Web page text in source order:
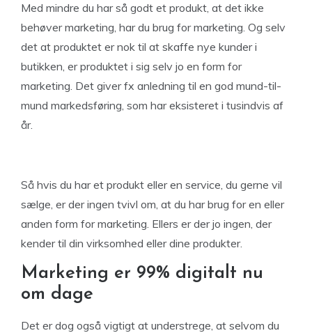
Med mindre du har så godt et produkt, at det ikke
behøver marketing, har du brug for marketing. Og selv
det at produktet er nok til at skaffe nye kunder i
butikken, er produktet i sig selv jo en form for
marketing. Det giver fx anledning til en god mund-til-
mund markedsføring, som har eksisteret i tusindvis af
år.
Så hvis du har et produkt eller en service, du gerne vil
sælge, er der ingen tvivl om, at du har brug for en eller
anden form for marketing. Ellers er der jo ingen, der
kender til din virksomhed eller dine produkter.
Marketing er 99% digitalt nu
om dage
Det er dog også vigtigt at understrege, at selvom du